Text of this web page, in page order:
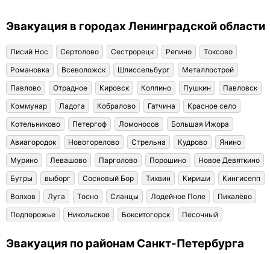
Эвакуация в городах Ленинградской области
Лисий Нос Сертолово Сестрорецк Репино
Токсово
Романовка
Всеволожск Шлиссельбург
Металлострой
Павлово
Отрадное Кировск Колпино Пушкин
Павловск
Коммунар
Ладога Кобралово Гатчина
Красное село
Котельниково
Петергоф Ломоносов
Большая Ижора
Авиагородок
Новогорелово Стрельна Кудрово
Янино
Мурино
Левашово Парголово Порошино
Новое Девяткино
Бугры
выборг Сосновый Бор Тихвин Кириши
Кингисепп
Волхов
Луга Тосно Сланцы Лодейное Поле
Пикалёво
Подпорожье
Никольское Бокситогорск Песочный
Эвакуация по районам Санкт-Петербурга